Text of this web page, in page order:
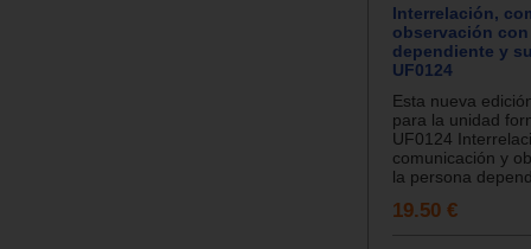
Interrelación,
observación
dependiente y
UF0124
Esta nueva
para la unidad
UF0124
comunicación y
la persona
19.50 €